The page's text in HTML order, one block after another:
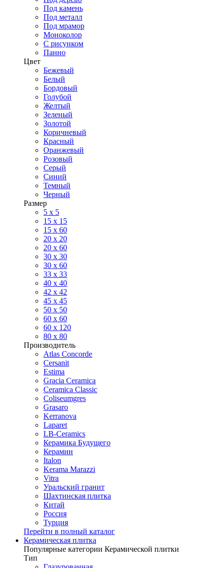
Под камень
Под металл
Под мрамор
Моноколор
С рисунком
Панно
Цвет
Бежевый
Белый
Бордовый
Голубой
Желтый
Зеленый
Золотой
Коричневый
Красный
Оранжевый
Розовый
Серый
Синий
Темный
Черный
Размер
5 x 5
15 x 15
15 x 60
20 х 20
20 x 60
30 х 30
30 x 60
33 x 33
40 х 40
42 x 42
45 x 45
50 x 50
60 х 60
60 x 120
80 x 80
Производитель
Atlas Concorde
Cersanit
Estima
Gracia Ceramica
Ceramica Classic
Coliseumgres
Grasaro
Kerranova
Laparet
LB-Ceramics
Керамика Будущего
Керамин
Italon
Kerama Marazzi
Vitra
Уральский гранит
Шахтинская плитка
Китай
Россия
Турция
Перейти в полный каталог
Керамическая плитка
Популярные категории Керамической плитки
Тип